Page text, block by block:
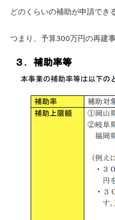
どのくらいの補助が申請で
つまり、予算300万円の再建